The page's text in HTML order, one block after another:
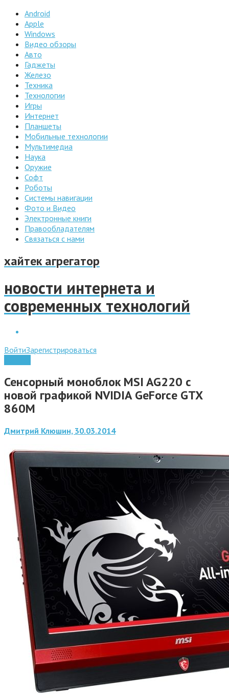
Android
Apple
Windows
Видео обзоры
Авто
Гаджеты
Железо
Техника
Технологии
Игры
Интернет
Планшеты
Мобильные технологии
Мультимедиа
Наука
Оружие
Софт
Роботы
Системы навигации
Фото и Видео
Электронные книги
Правообладателям
Связаться с нами
хайтек агрегатор
новости интернета и
современных технологий
ВойтиЗарегистрироваться
Сенсорный моноблок MSI AG220 с
новой графикой NVIDIA GeForce GTX
860M
Дмитрий Клюшин, 30.03.2014